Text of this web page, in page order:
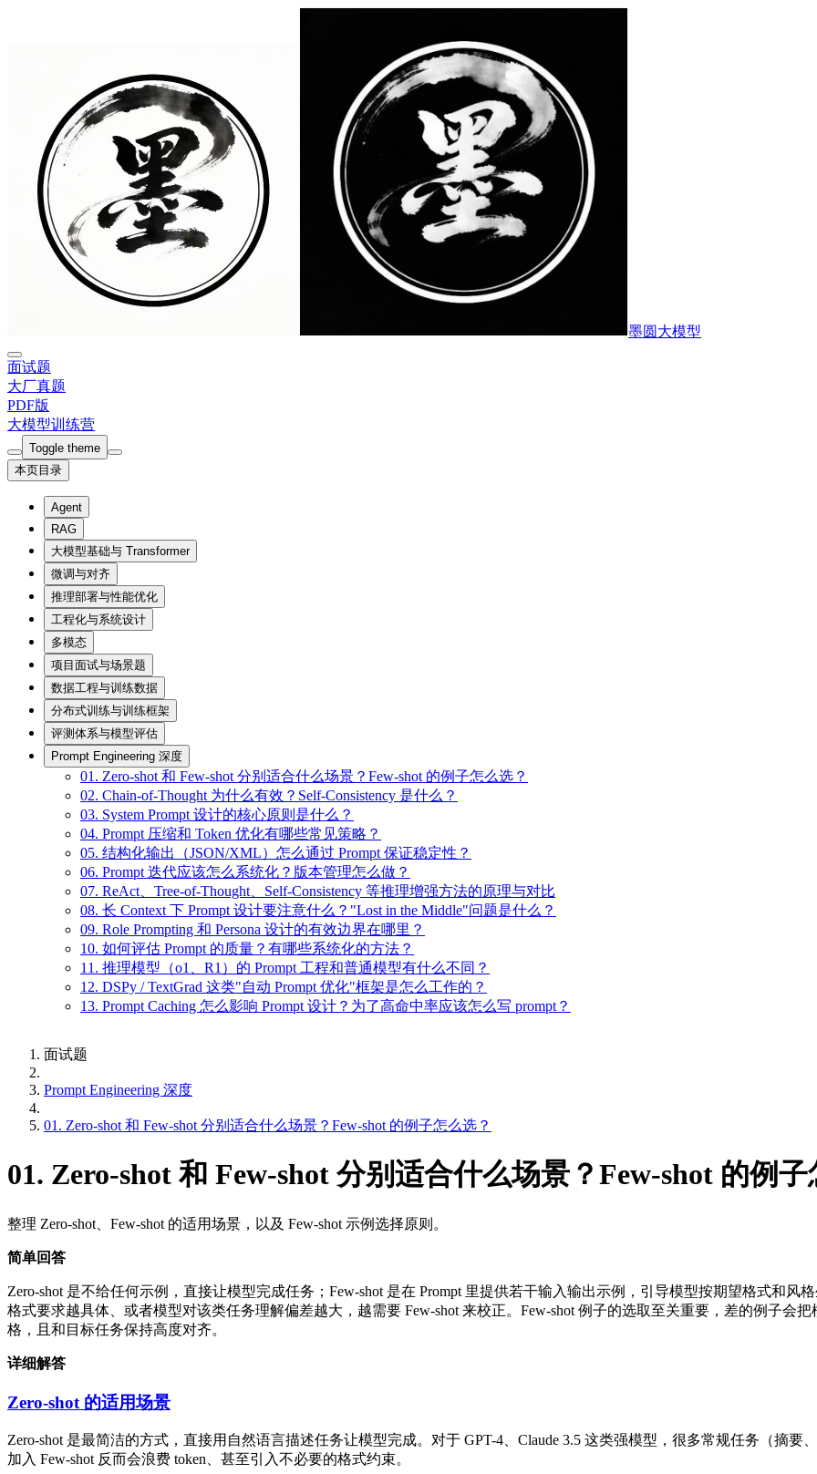
墨圆大模型
面试题
大厂真题
PDF版
大模型训练营
Toggle theme
本页目录
Agent
RAG
大模型基础与 Transformer
微调与对齐
推理部署与性能优化
工程化与系统设计
多模态
项目面试与场景题
数据工程与训练数据
分布式训练与训练框架
评测体系与模型评估
Prompt Engineering 深度
01. Zero-shot 和 Few-shot 分别适合什么场景？Few-shot 的例子怎么选？
02. Chain-of-Thought 为什么有效？Self-Consistency 是什么？
03. System Prompt 设计的核心原则是什么？
04. Prompt 压缩和 Token 优化有哪些常见策略？
05. 结构化输出（JSON/XML）怎么通过 Prompt 保证稳定性？
06. Prompt 迭代应该怎么系统化？版本管理怎么做？
07. ReAct、Tree-of-Thought、Self-Consistency 等推理增强方法的原理与对比
08. 长 Context 下 Prompt 设计要注意什么？"Lost in the Middle"问题是什么？
09. Role Prompting 和 Persona 设计的有效边界在哪里？
10. 如何评估 Prompt 的质量？有哪些系统化的方法？
11. 推理模型（o1、R1）的 Prompt 工程和普通模型有什么不同？
12. DSPy / TextGrad 这类"自动 Prompt 优化"框架是怎么工作的？
13. Prompt Caching 怎么影响 Prompt 设计？为了高命中率应该怎么写 prompt？
面试题
Prompt Engineering 深度
01. Zero-shot 和 Few-shot 分别适合什么场景？Few-shot 的例子怎么选？
01. Zero-shot 和 Few-shot 分别适合什么场景？Few-shot 的例子
整理 Zero-shot、Few-shot 的适用场景，以及 Few-shot 示例选择原则。
简单回答
Zero-shot 是不给任何示例，直接让模型完成任务；Few-shot 是在 Prompt 里提供若干输入输出示例，引导模型按期望格式和风
格式要求越具体、或者模型对该类任务理解偏差越大，越需要 Few-shot 来校正。Few-shot 例子的选取至关重要，差的例子会
格，且和目标任务保持高度对齐。
详细解答
Zero-shot 的适用场景
Zero-shot 是最简洁的方式，直接用自然语言描述任务让模型完成。对于 GPT-4、Claude 3.5 这类强模型，很多常规任务（摘
加入 Few-shot 反而会浪费 token、甚至引入不必要的格式约束。